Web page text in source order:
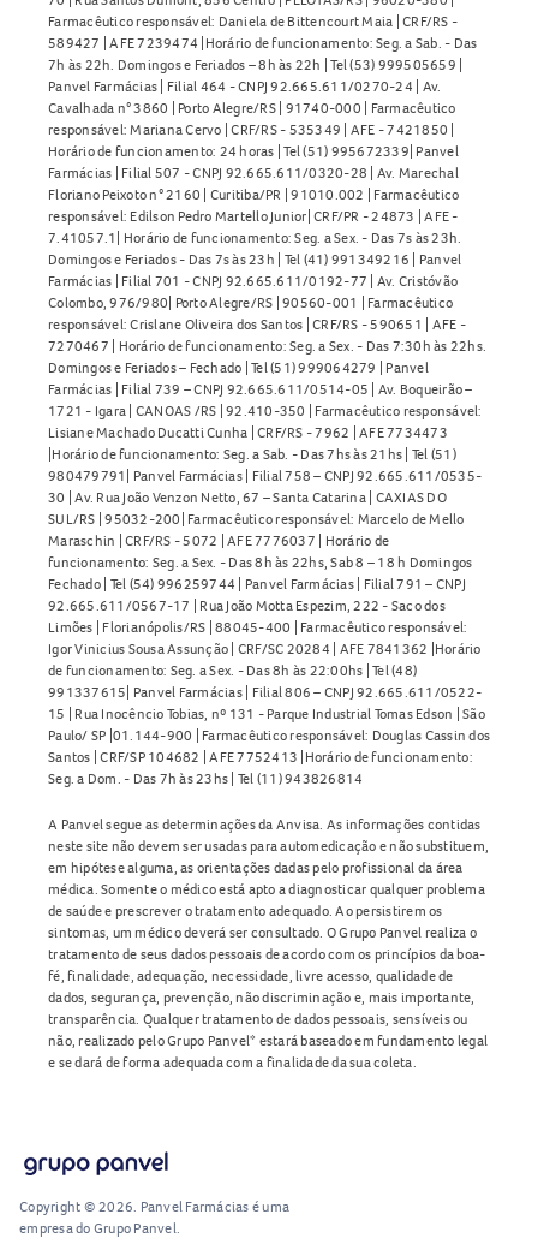
Farmacêutico responsável: Daniela de Bittencourt Maia | CRF/RS -
589427 | AFE 7239474 |Horário de funcionamento: Seg. a Sab. - Das
7h às 22h. Domingos e Feriados – 8h às 22h | Tel (53) 999505659 |
Panvel Farmácias | Filial 464 - CNPJ 92.665.611/0270-24 | Av.
Cavalhada n° 3860 | Porto Alegre/RS | 91740-000 | Farmacêutico
responsável: Mariana Cervo | CRF/RS - 535349 | AFE - 7421850 |
Horário de funcionamento: 24 horas | Tel (51) 995672339| Panvel
Farmácias | Filial 507 - CNPJ 92.665.611/0320-28 | Av. Marechal
Floriano Peixoto n° 2160 | Curitiba/PR | 91010.002 | Farmacêutico
responsável: Edilson Pedro Martello Junior| CRF/PR - 24873 | AFE -
7.41057.1| Horário de funcionamento: Seg. a Sex. - Das 7s às 23h.
Domingos e Feriados - Das 7s às 23h | Tel (41) 991349216 | Panvel
Farmácias | Filial 701 - CNPJ 92.665.611/0192-77 | Av. Cristóvão
Colombo, 976/980| Porto Alegre/RS | 90560-001 | Farmacêutico
responsável: Crislane Oliveira dos Santos | CRF/RS - 590651 | AFE -
7270467 | Horário de funcionamento: Seg. a Sex. - Das 7:30h às 22hs.
Domingos e Feriados – Fechado | Tel (51) 999064279 | Panvel
Farmácias | Filial 739 – CNPJ 92.665.611/0514-05 | Av. Boqueirão –
1721 - Igara | CANOAS /RS | 92.410-350 | Farmacêutico responsável:
Lisiane Machado Ducatti Cunha | CRF/RS - 7962 | AFE 7734473
|Horário de funcionamento: Seg. a Sab. - Das 7hs às 21hs | Tel (51)
980479791| Panvel Farmácias | Filial 758 – CNPJ 92.665.611/0535-
30 | Av. Rua João Venzon Netto, 67 – Santa Catarina | CAXIAS DO
SUL/RS | 95032-200| Farmacêutico responsável: Marcelo de Mello
Maraschin | CRF/RS - 5072 | AFE 7776037 | Horário de
funcionamento: Seg. a Sex. - Das 8h às 22hs, Sab 8 – 18 h Domingos
Fechado | Tel (54) 996259744 | Panvel Farmácias | Filial 791 – CNPJ
92.665.611/0567-17 | Rua João Motta Espezim, 222 - Saco dos
Limões | Florianópolis/RS | 88045-400 | Farmacêutico responsável:
Igor Vinicius Sousa Assunção | CRF/SC 20284 | AFE 7841362 |Horário
de funcionamento: Seg. a Sex. - Das 8h às 22:00hs | Tel (48)
991337615| Panvel Farmácias | Filial 806 – CNPJ 92.665.611/0522-
15 | Rua Inocêncio Tobias, nº 131 - Parque Industrial Tomas Edson | São
Paulo/ SP |01.144-900 | Farmacêutico responsável: Douglas Cassin dos
Santos | CRF/SP 104682 | AFE 7752413 |Horário de funcionamento:
Seg. a Dom. - Das 7h às 23hs | Tel (11) 943826814
A Panvel segue as determinações da Anvisa. As informações contidas
neste site não devem ser usadas para automedicação e não substituem,
em hipótese alguma, as orientações dadas pelo profissional da área
médica. Somente o médico está apto a diagnosticar qualquer problema
de saúde e prescrever o tratamento adequado. Ao persistirem os
sintomas, um médico deverá ser consultado. O Grupo Panvel realiza o
tratamento de seus dados pessoais de acordo com os princípios da boa-
fé, finalidade, adequação, necessidade, livre acesso, qualidade de
dados, segurança, prevenção, não discriminação e, mais importante,
transparência. Qualquer tratamento de dados pessoais, sensíveis ou
não, realizado pelo Grupo Panvel* estará baseado em fundamento legal
e se dará de forma adequada com a finalidade da sua coleta.
Copyright © 2026. Panvel Farmácias é uma
empresa do Grupo Panvel.